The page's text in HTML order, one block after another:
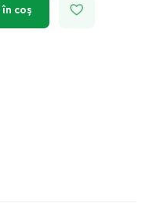
coș